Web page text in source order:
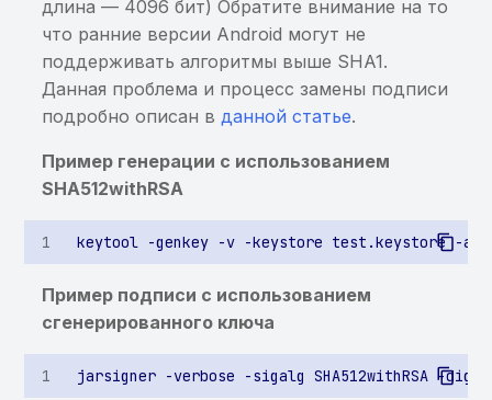
использование ранее
найденной sensitive-
информации
Хранение sensitive-
информации в кэше
клавиатуры
сообщения через Intent в
BroadcastReceiver
Возможность доступа к
произвольному файлу
через getParcelableExtra
информации в Binary
Cookies
Хранение sensitive-
информации в KeyChain
Небезопасный класс
защиты данных для
использование ранее
найденной
информации
длина — 4096 бит) Обратите внимание на то
что ранние версии Android могут не
поддерживать алгоритмы выше SHA1.
Данная проблема и процесс замены подписи
подробно описан вданной статье.
Пример генерации с использованием
SHA512withRSA
Пример подписи с использованием
сгенерированного ключа